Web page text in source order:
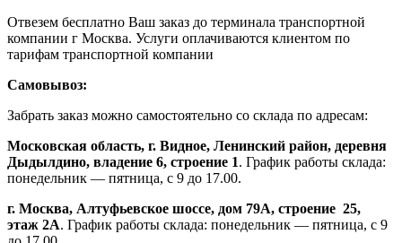
Отвезем бесплатно Ваш заказ до терминала транспортной
компании г Москва. Услуги оплачиваются клиентом по
тарифам транспортной компании
Самовывоз:
Забрать заказ можно самостоятельно со склада по адресам:
Московская область, г. Видное, Ленинский район, деревня
Дыдылдино, владение 6, строение 1. График работы склада:
понедельник — пятница, с 9 до 17.00.
г. Москва, Алтуфьевское шоссе, дом 79А, строение 25,
этаж 2А. График работы склада: понедельник — пятница, с 9